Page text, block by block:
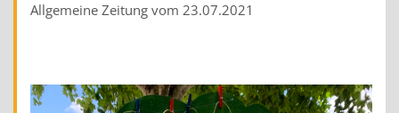
Allgemeine Zeitung vom 23.07.2021